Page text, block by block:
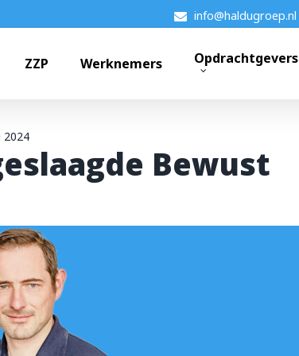
info@haldugroep.nl
ZZP Werknemers Opdrachtgevers
2024
Bewust